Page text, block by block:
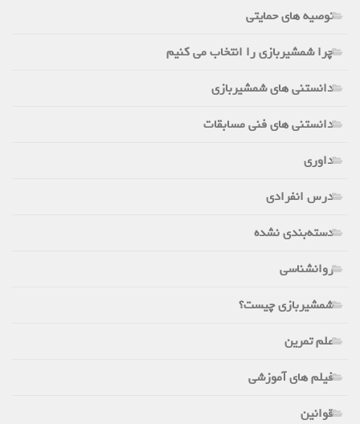
توصیه های حمایتی
چرا شمشیربازی را انتخاب می کنیم
دانستنی های شمشیربازی
دانستنی های فنی مسابقات
داوری
درس انفرادی
دسته‌بندی نشده
روانشناسی
شمشیربازی چیست؟
علم تمرین
فیلم های آموزشی
قوانین